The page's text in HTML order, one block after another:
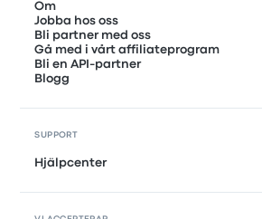
Om
Jobba hos oss
Bli partner med oss
Gå med i vårt affiliateprogram
Bli en API-partner
Blogg
SUPPORT
Hjälpcenter